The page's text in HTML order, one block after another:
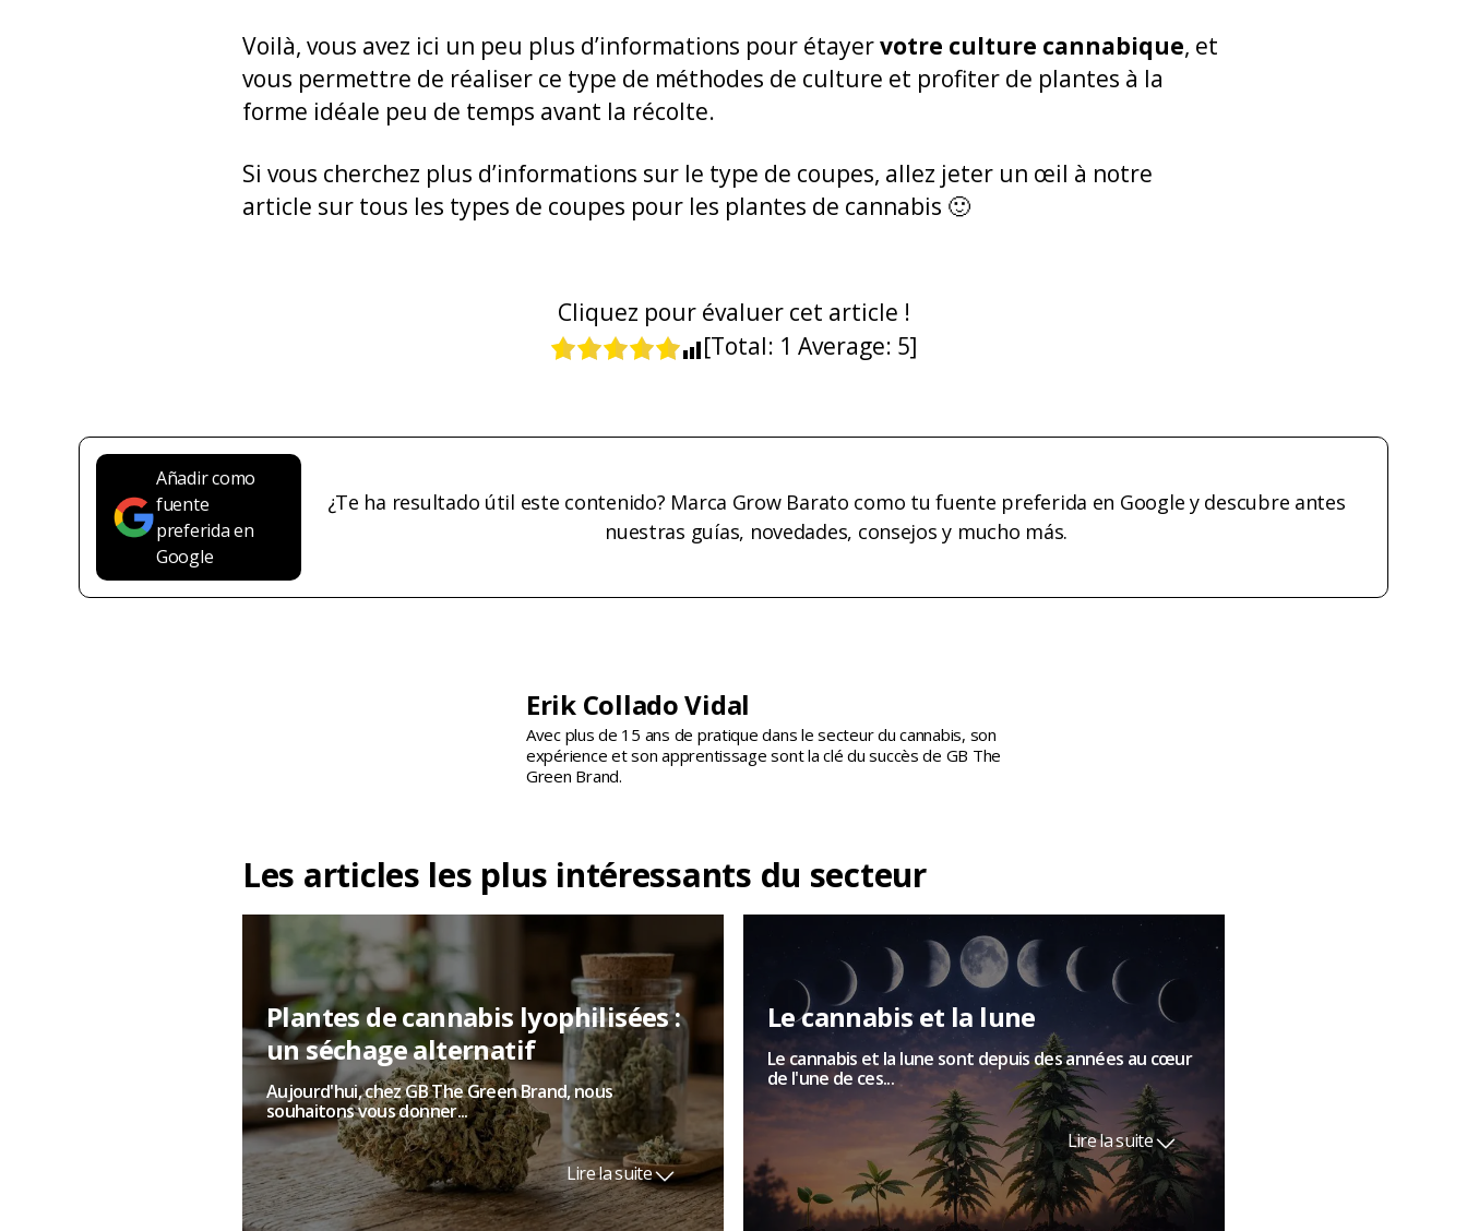
Voilà, vous avez ici un peu plus d’informations pour étayervotre culture cannabique, et
vous permettre de réaliser ce type de méthodes de culture et profiter de plantes à la
forme idéale peu de temps avant la récolte.
Si vous cherchez plus d’informations sur le type de coupes, allez jeter un œil à notre
article sur tous les types de coupes pour les plantes de cannabis 🙂
Cliquez pour évaluer cet article !
[Total: 1 Average: 5]
Añadir como
fuente
preferida en
Google
¿Te ha resultado útil este contenido? Marca Grow Barato como tu fuente preferida en Google y descubre antes
nuestras guías, novedades, consejos y mucho más.
Erik Collado Vidal
Avec plus de 15 ans de pratique dans le secteur du cannabis, son
expérience et son apprentissage sont la clé du succès de GB The
Green Brand.
Les articles les plus intéressants du secteur
Plantes de cannabis lyophilisées :
un séchage alternatif
Aujourd'hui, chez GB The Green Brand, nous
souhaitons vous donner...
Lire la suite
Le cannabis et la lune
Le cannabis et la lune sont depuis des années au cœur
de l'une de ces...
Lire la suite